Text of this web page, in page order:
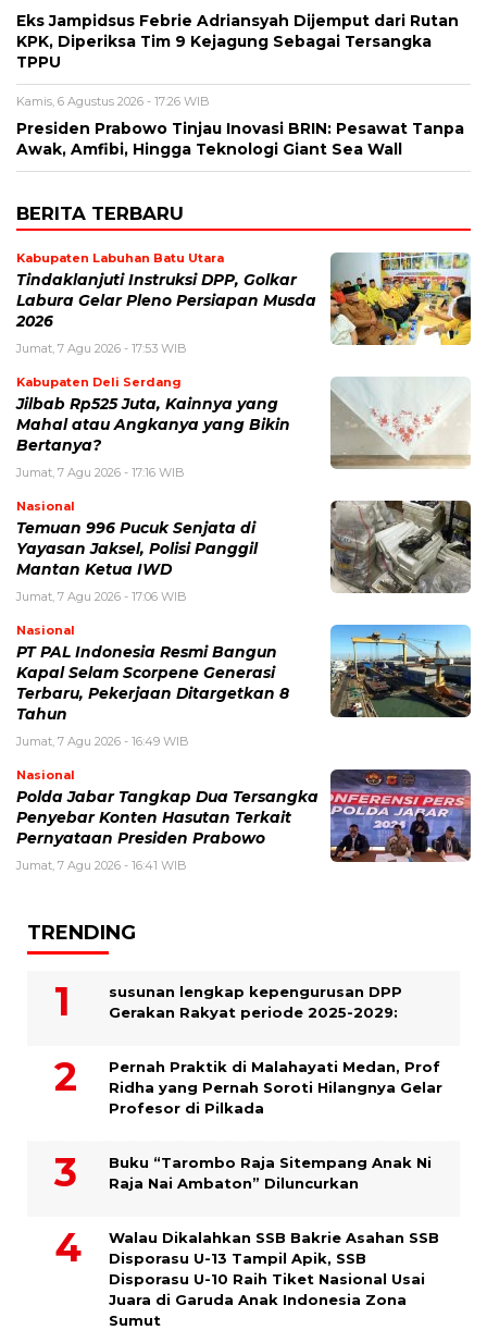
Eks Jampidsus Febrie Adriansyah Dijemput dari Rutan
KPK, Diperiksa Tim 9 Kejagung Sebagai Tersangka
TPPU
Kamis, 6 Agustus 2026 - 17:26 WIB
Presiden Prabowo Tinjau Inovasi BRIN: Pesawat Tanpa
Awak, Amfibi, Hingga Teknologi Giant Sea Wall
BERITA TERBARU
Kabupaten Labuhan Batu Utara
Tindaklanjuti Instruksi DPP, Golkar
Labura Gelar Pleno Persiapan Musda
2026
Jumat, 7 Agu 2026 - 17:53 WIB
Kabupaten Deli Serdang
Jilbab Rp525 Juta, Kainnya yang
Mahal atau Angkanya yang Bikin
Bertanya?
Jumat, 7 Agu 2026 - 17:16 WIB
Nasional
Temuan 996 Pucuk Senjata di
Yayasan Jaksel, Polisi Panggil
Mantan Ketua IWD
Jumat, 7 Agu 2026 - 17:06 WIB
Nasional
PT PAL Indonesia Resmi Bangun
Kapal Selam Scorpene Generasi
Terbaru, Pekerjaan Ditargetkan 8
Tahun
Jumat, 7 Agu 2026 - 16:49 WIB
Nasional
Polda Jabar Tangkap Dua Tersangka
Penyebar Konten Hasutan Terkait
Pernyataan Presiden Prabowo
Jumat, 7 Agu 2026 - 16:41 WIB
TRENDING
susunan lengkap kepengurusan DPP
Gerakan Rakyat periode 2025-2029:
Pernah Praktik di Malahayati Medan, Prof
Ridha yang Pernah Soroti Hilangnya Gelar
Profesor di Pilkada
Buku “Tarombo Raja Sitempang Anak Ni
Raja Nai Ambaton” Diluncurkan
Walau Dikalahkan SSB Bakrie Asahan SSB
Disporasu U-13 Tampil Apik, SSB
Disporasu U-10 Raih Tiket Nasional Usai
Juara di Garuda Anak Indonesia Zona
Sumut